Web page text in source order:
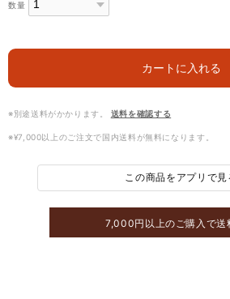
数量
カートに入れる
※別途送料がかかります。 送料を確認する
※¥7,000以上のご注文で国内送料が無料になります。
この商品をアプリで見
7,000円以上のご購入で送